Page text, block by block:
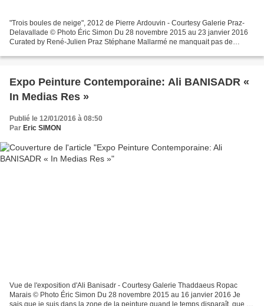
"Trois boules de neige", 2012 de Pierre Ardouvin - Courtesy Galerie Praz-
Delavallade © Photo Éric Simon Du 28 novembre 2015 au 23 janvier 2016
Curated by René-Julien Praz Stéphane Mallarmé ne manquait pas de
Expo Peinture Contemporaine: Ali BANISADR «
In Medias Res »
Publié le 12/01/2016 à 08:50
Par Eric SIMON
Vue de l'exposition d'Ali Banisadr - Courtesy Galerie Thaddaeus Ropac
Marais © Photo Éric Simon Du 28 novembre 2015 au 16 janvier 2016 Je
sais que je suis dans la zone de la peinture quand le temps disparaît, que je